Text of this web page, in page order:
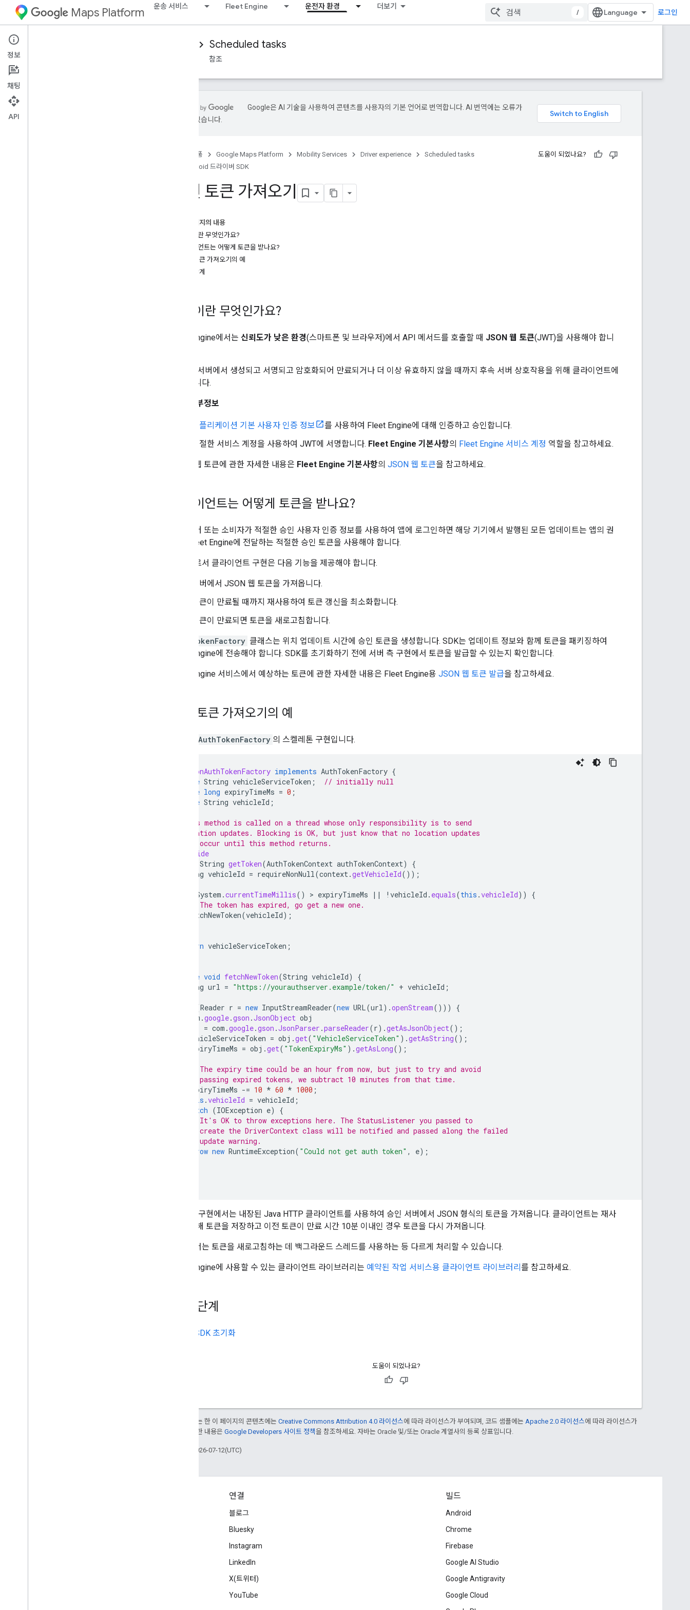
Maps Platform 운송 서비스 Fleet Engine 운전자 환경 더보기
/ 로그인
Mobility Services Scheduled tasks
개요 참조
Google은 AI 기술을 사용하여 콘텐츠를 사용자의 기본 언어로 번역합니다. AI 번역에는 오류가
있을 수 있습니다.
제품 Google Maps Platform Mobility Services Driver experience
Scheduled tasks
Android 드라이버 SDK
도움이 되었나요?
승인 토큰 가져오기
이 페이지의 내용
토큰이란 무엇인가요?
클라이언트는 어떻게 토큰을 받나요?
승인 토큰 가져오기의 예
다음 단계
토큰이란 무엇인가요?
Fleet Engine에서는 신뢰도가 낮은 환경(스마트폰 및 브라우저)에서 API 메서드를 호출할 때 JSON 웹 토큰(JWT)을 사용해야 합니
JWT는 서버에서 생성되고 서명되고 암호화되어 만료되거나 더 이상 유효하지 않을 때까지 후속 서버 상호작용을 위해 클라이언트에
전달됩니다.
주요 세부정보
애플리케이션 기본 사용자 인증 정보
를 사용하여 Fleet Engine에 대해 인증하고 승인합니다.
적절한 서비스 계정을 사용하여 JWT에 서명합니다. Fleet Engine 기본사항의 Fleet Engine 서비스 계정 역할을 참고하세요.
JSON 웹 토큰에 관한 자세한 내용은 Fleet Engine 기본사항의 JSON 웹 토큰을 참고하세요.
클라이언트는 어떻게 토큰을 받나요?
드라이버 또는 소비자가 적절한 승인 사용자 인증 정보를 사용하여 앱에 로그인하면 해당 기기에서 발행된 모든 업데이트는 앱의 권
한을 Fleet Engine에 전달하는 적절한 승인 토큰을 사용해야 합니다.
개발자로서 클라이언트 구현은 다음 기능을 제공해야 합니다.
서버에서 JSON 웹 토큰을 가져옵니다.
토큰이 만료될 때까지 재사용하여 토큰 갱신을 최소화합니다.
토큰이 만료되면 토큰을 새로고침합니다.
AuthTokenFactory 클래스는 위치 업데이트 시간에 승인 토큰을 생성합니다. SDK는 업데이트 정보와 함께 토큰을 패키징하여
Fleet Engine에 전송해야 합니다. SDK를 초기화하기 전에 서버 측 구현에서 토큰을 발급할 수 있는지 확인합니다.
Fleet Engine 서비스에서 예상하는 토큰에 관한 자세한 내용은 Fleet Engine용 JSON 웹 토큰 발급을 참고하세요.
승인 토큰 가져오기의 예
AuthTokenFactory 의 스켈레톤 구현입니다.
JsonAuthTokenFactory implements AuthTokenFactory {
private String vehicleServiceToken ;
// initially null
private long expiryTimeMs = 0 ;
private String vehicleId ;
// This method is called on a thread whose only responsibility is to send
// location updates. Blocking is OK, but just know that no location updates
// can occur until this method returns.
@Override
String getToken(AuthTokenContext authTokenContext)
{
String vehicleId = requireNonNull(context.getVehicleId());
System .currentTimeMillis() > expiryTimeMs || ! vehicleId . equals(this .vehicleId))
{
// The token has expired, go get a new one.
fetchNewToken(vehicleId);
return vehicleServiceToken ;
private void fetchNewToken(String vehicleId)
{
String url = "https://yourauthserver.example/token/" + vehicleId ;
(Reader r = new InputStreamReader(new URL(url).openStream()))
{
com .google.gson .JsonObject obj
= com .google.gson .JsonParser .parseReader(r).getAsJsonObject();
vehicleServiceToken = obj .get( "VehicleServiceToken" ).getAsString();
expiryTimeMs = obj .get( "TokenExpiryMs" ).getAsLong();
// The expiry time could be an hour from now, but just to try and avoid
// passing expired tokens, we subtract 10 minutes from that time.
expiryTimeMs -= 10 * 60 * 1000 ;
this .vehicleId = vehicleId ;
catch (IOException e)
{
// It's OK to throw exceptions here. The StatusListener you passed to
// create the DriverContext class will be notified and passed along the failed
// update warning.
throw new RuntimeException( "Could not get auth token" , e);
이 특정 구현에서는 내장된 Java HTTP 클라이언트를 사용하여 승인 서버에서 JSON 형식의 토큰을 가져옵니다. 클라이언트는 재사
용을 위해 토큰을 저장하고 이전 토큰이 만료 시간 10분 이내인 경우 토큰을 다시 가져옵니다.
구현에서는 토큰을 새로고침하는 데 백그라운드 스레드를 사용하는 등 다르게 처리할 수 있습니다.
Fleet Engine에 사용할 수 있는 클라이언트 라이브러리는 예약된 작업 서비스용 클라이언트 라이브러리 를 참고하세요.
다음 단계
Driver SDK 초기화
도움이 되었나요?
달리 명시되지 않는 한 이 페이지의 콘텐츠에는 Creative Commons Attribution 4.0 라이선스에 따라 라이선스가 부여되며, 코드 샘플에는 Apache 2.0 라이선스에 따라 라이선스가
부여됩니다. 자세한 내용은 Google Developers 사이트 정책을 참조하세요. 자바는 Oracle 및/또는 Oracle 계열사의 등록 상표입니다.
최종 업데이트: 2026-07-12(UTC)
연결
블로그
Bluesky
Instagram
LinkedIn
X(트위터)
YouTube
빌드
Android
Chrome
Firebase
Google AI Studio
Google Antigravity
Google Cloud
정보
채팅
API